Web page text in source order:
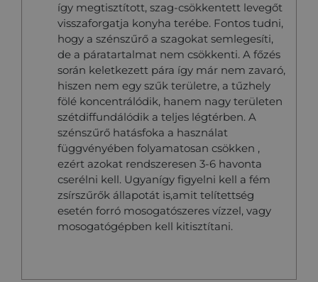
így megtisztított, szag-csökkentett levegőt
visszaforgatja konyha terébe. Fontos tudni,
hogy a szénszűrő a szagokat semlegesíti,
de a páratartalmat nem csökkenti. A főzés
során keletkezett pára így már nem zavaró,
hiszen nem egy szűk területre, a tűzhely
fölé koncentrálódik, hanem nagy területen
szétdiffundálódik a teljes légtérben. A
szénszűrő hatásfoka a használat
függvényében folyamatosan csökken ,
ezért azokat rendszeresen 3-6 havonta
cserélni kell. Ugyanígy figyelni kell a fém
zsírszűrők állapotát is,amit telítettség
esetén forró mosogatószeres vízzel, vagy
mosogatógépben kell kitisztítani.